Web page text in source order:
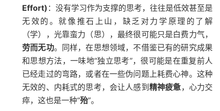
Effort) ：没有学习作为支撑的思考，往往是低效甚至是
无效的。就像推石上山，缺乏对力学原理的了解
（学），光靠蛮力（思），最终很可能只是白费力气，
劳而无功。同样，在思想领域，不借鉴已有的研究成果
和思想方法，一味地“独立思考”，很可能是在重复前人
已经走过的弯路，或者在一些伪问题上耗费心神。这种
无效的、内耗式的思考，会让人感到 精神疲惫，心力交
瘁，这也是一种“殆”。